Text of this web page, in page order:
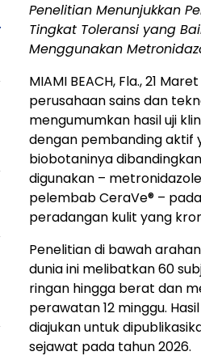
Penelitian Menunjukkan
Tingkat Toleransi yang
Menggunakan
MIAMI BEACH, Fla.,21
perusahaan sains dan
mengumumkan hasil uji
dengan pembanding aktif
biobotaninya
digunakan –
pelembab CeraVe® –
peradangan kulit yang
Penelitian di bawah
dunia ini melibatkan 60
ringan hingga berat dan
perawatan 12 minggu.
diajukan untuk
sejawat pada tahun 2026.